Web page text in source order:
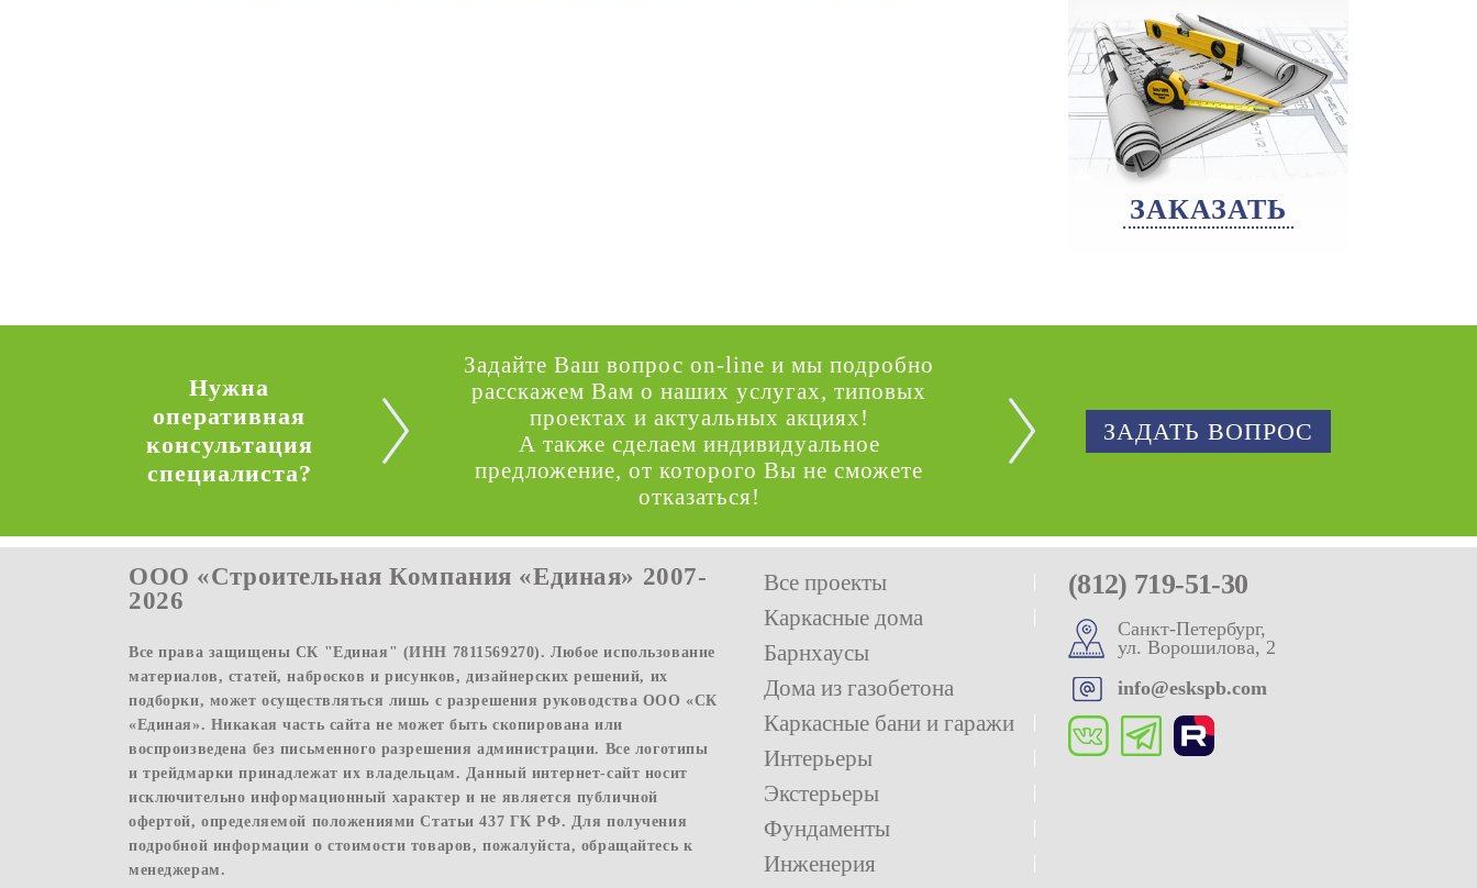
ЗАКАЗАТЬ
Нужна
оперативная
консультация
специалиста?
Задайте Ваш вопрос on-line и мы подробно
расскажем Вам о наших услугах, типовых
проектах и актуальных акциях!
А также сделаем индивидуальное
предложение, от которого Вы не сможете
отказаться!
ЗАДАТЬ ВОПРОС
ООО «Строительная Компания «Единая» 2007-
2026
Все права защищены СК "Единая" (ИНН 7811569270). Любое использование
материалов, статей, набросков и рисунков, дизайнерских решений, их
подборки, может осуществляться лишь с разрешения руководства ООО «СК
«Единая». Никакая часть сайта не может быть скопирована или
воспроизведена без письменного разрешения администрации. Все логотипы
и трейдмарки принадлежат их владельцам. Данный интернет-сайт носит
исключительно информационный характер и не является публичной
офертой, определяемой положениями Статьи 437 ГК РФ. Для получения
подробной информации о стоимости товаров, пожалуйста, обращайтесь к
менеджерам.
Все проекты
Каркасные дома
Барнхаусы
Дома из газобетона
Каркасные бани и гаражи
Интерьеры
Экстерьеры
Фундаменты
Инженерия
(812) 719-51-30
Санкт-Петербург,
ул. Ворошилова, 2
info@eskspb.com